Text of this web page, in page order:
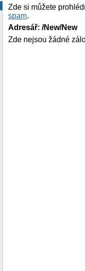
Zde si můžete
spam.
Adresář: /New/New
Zde nejsou žádné